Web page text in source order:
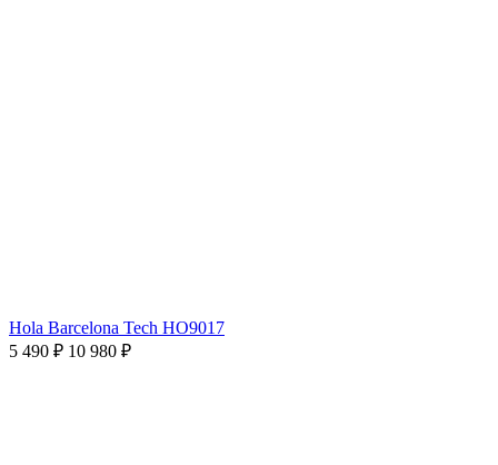
Hola Barcelona Tech HO9017
5 490 ₽ 10 980 ₽